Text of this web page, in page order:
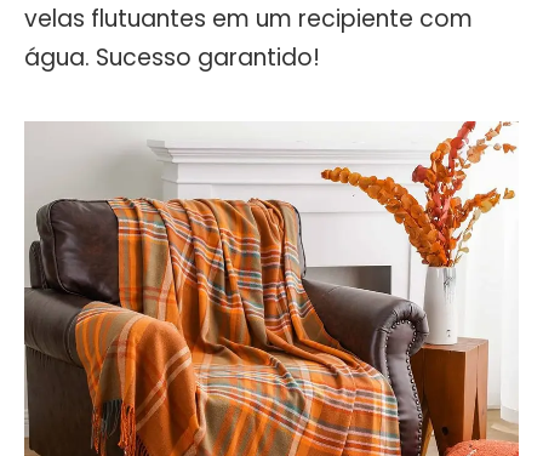
velas flutuantes em um recipiente com
água. Sucesso garantido!